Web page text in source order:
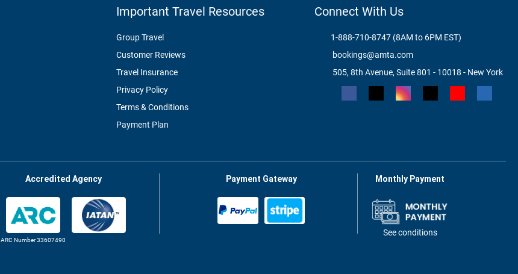
Important Travel Resources
Group Travel
Customer Reviews
Travel Insurance
Privacy Policy
Terms & Conditions
Payment Plan
Connect With Us
1-888-710-8747 (8AM to 6PM EST)
bookings@amta.com
505, 8th Avenue, Suite 801 - 10018 - New York
Accredited Agency
ARC Number 33607490
Payment Gateway Monthly Payment
See conditions